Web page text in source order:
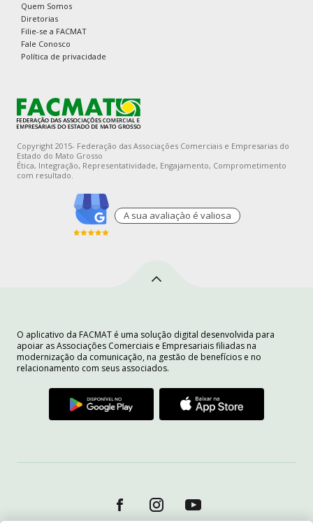
Quem Somos
Diretorias
Filie-se a FACMAT
Fale Conosco
Política de privacidade
Copyright 2015- Federação das Associações Comerciais e Empresarias do
Estado do Mato Grosso
Ética, Integração, Representatividade, Engajamento, Comprometimento
com resultado.
A sua avaliaçào é valiosa
O aplicativo da FACMAT é uma solução digital desenvolvida para
apoiar as Associações Comerciais e Empresariais filiadas na
modernização da comunicação, na gestão de benefícios e no
relacionamento com seus associados.